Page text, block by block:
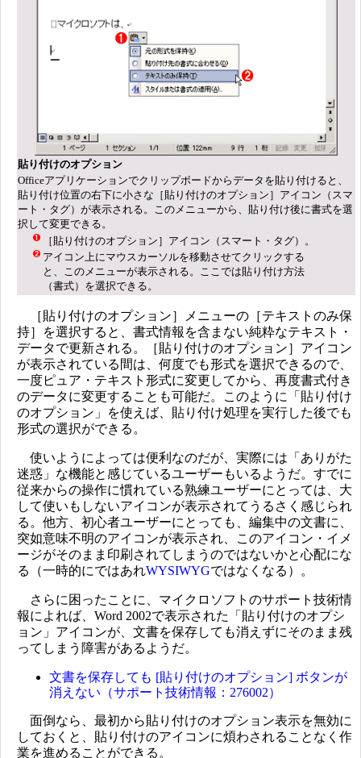
貼り付けのオプション
Officeアプリケーションでクリップボードからデータを貼り付けると、
貼り付け位置の右下に小さな［貼り付けのオプション］アイコン（スマ
ート・タグ）が表示される。このメニューから、貼り付け後に書式を選
択して変更できる。
［貼り付けのオプション］アイコン（スマート・タグ）。
アイコン上にマウスカーソルを移動させてクリックする
と、このメニューが表示される。ここでは貼り付け方法
（書式）を選択できる。
［貼り付けのオプション］メニューの［テキストのみ保
持］を選択すると、書式情報を含まない純粋なテキスト・
データで更新される。［貼り付けのオプション］アイコン
が表示されている間は、何度でも形式を選択できるので、
一度ピュア・テキスト形式に変更してから、再度書式付き
のデータに変更することも可能だ。このように「貼り付け
のオプション」を使えば、貼り付け処理を実行した後でも
形式の選択ができる。
使いようによっては便利なのだが、実際には「ありがた
迷惑」な機能と感じているユーザーもいるようだ。すでに
従来からの操作に慣れている熟練ユーザーにとっては、大
して使いもしないアイコンが表示されてうるさく感じられ
る。他方、初心者ユーザーにとっても、編集中の文書に、
突如意味不明のアイコンが表示され、このアイコン・イメ
ージがそのまま印刷されてしまうのではないかと心配にな
る（一時的にではあれWYSIWYGではなくなる）。
さらに困ったことに、マイクロソフトのサポート技術情
報によれば、Word 2002で表示された「貼り付けのオプシ
ョン」アイコンが、文書を保存しても消えずにそのまま残
ってしまう障害があるようだ。
文書を保存しても [貼り付けのオプション] ボタンが
消えない（サポート技術情報：276002）
面倒なら、最初から貼り付けのオプション表示を無効に
しておくと、貼り付けのアイコンに煩わされることなく作
業を進めることができる。